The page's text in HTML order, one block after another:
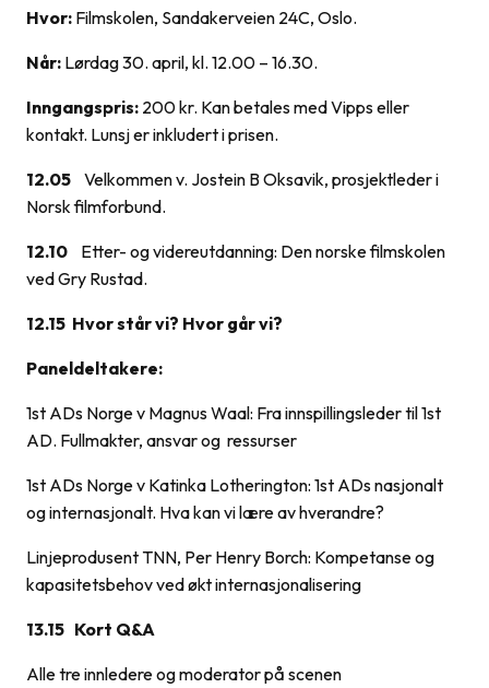
Hvor: Filmskolen, Sandakerveien 24C, Oslo.
Når: Lørdag 30. april, kl. 12.00 – 16.30.
Inngangspris: 200 kr. Kan betales med Vipps eller
kontakt. Lunsj er inkludert i prisen.
12.05 Velkommen v. Jostein B Oksavik, prosjektleder i
Norsk filmforbund.
12.10
Etter- og videreutdanning: Den norske filmskolen
ved Gry Rustad.
12.15 Hvor står vi? Hvor går vi?
Paneldeltakere:
1st ADs Norge v Magnus Waal: Fra innspillingsleder til 1st
AD. Fullmakter, ansvar og ressurser
1st ADs Norge v Katinka Lotherington: 1st ADs nasjonalt
og internasjonalt. Hva kan vi lære av hverandre?
Linjeprodusent TNN, Per Henry Borch: Kompetanse og
kapasitetsbehov ved økt internasjonalisering
13.15 Kort Q&A
Alle tre innledere og moderator på scenen